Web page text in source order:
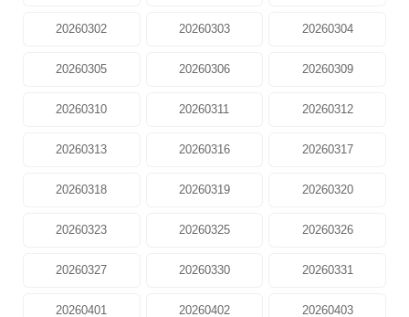
20260302 20260303 20260304
20260305 20260306 20260309
20260310 20260311 20260312
20260313 20260316 20260317
20260318 20260319 20260320
20260323 20260325 20260326
20260327 20260330 20260331
20260401 20260402 20260403